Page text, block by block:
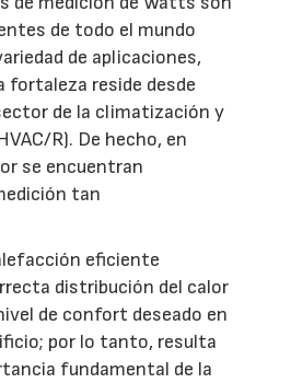
de todo el mundo
de aplicaciones,
fortaleza reside desde
de la climatización y
R). De hecho, en
se encuentran
tan
eficiente
distribución del calor
de confort deseado en
por lo tanto, resulta
fundamental de la